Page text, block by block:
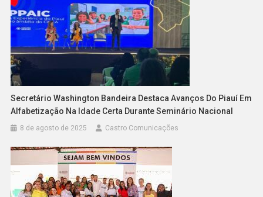
Secretário Washington Bandeira Destaca Avanços Do Piauí Em
Alfabetização Na Idade Certa Durante Seminário Nacional
8 de agosto de 2025 Castro Comunicações